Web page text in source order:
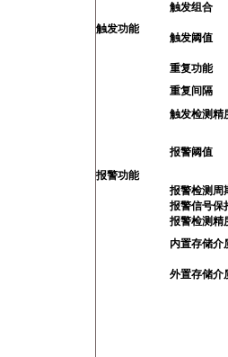
触发功能
触发组合
触发阈值
重复功能
重复间隔
触发检测精
报警功能
报警阈值
报警检测周
报警信号保
报警检测精
内置存储介
外置存储介